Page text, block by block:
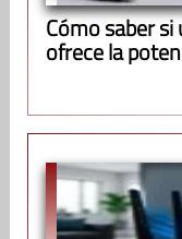
Cómo saber
ofrece la